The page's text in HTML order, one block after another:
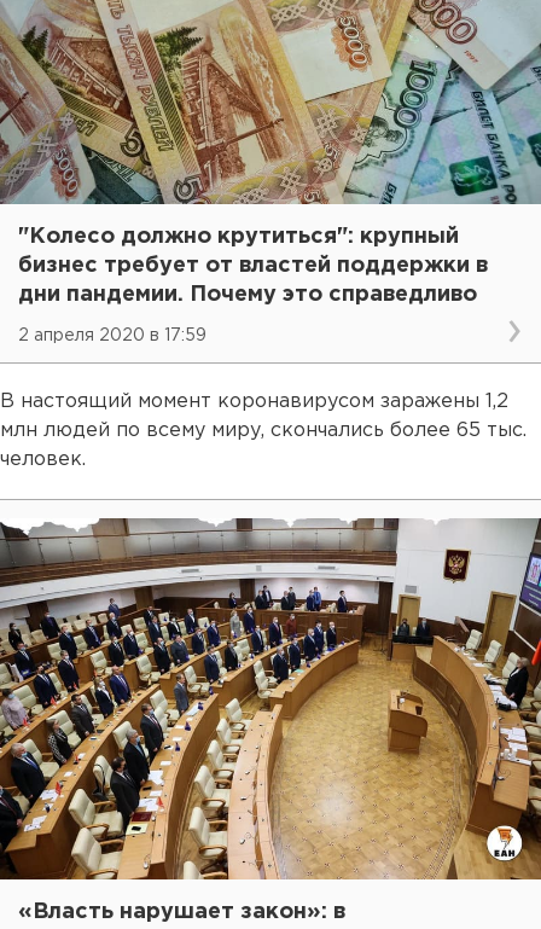
"Колесо должно крутиться": крупный
бизнес требует от властей поддержки в
дни пандемии. Почему это справедливо
2 апреля 2020 в 17:59
В настоящий момент коронавирусом заражены 1,2
млн людей по всему миру, скончались более 65 тыс.
человек.
«Власть нарушает закон»: в